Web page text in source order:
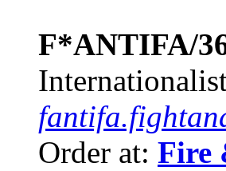
F*ANTIFA/
Order at: Fire